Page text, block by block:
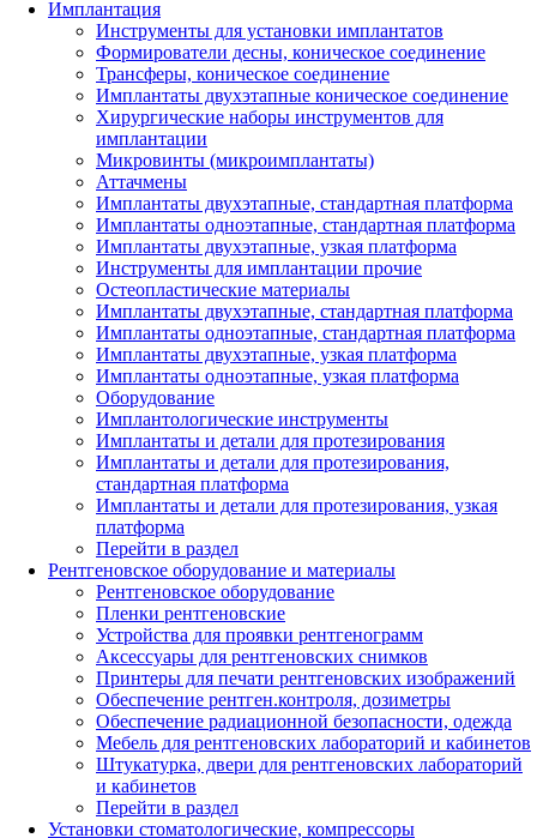
Имплантация
Инструменты для установки имплантатов
Формирователи десны, коническое соединение
Трансферы, коническое соединение
Имплантаты двухэтапные коническое соединение
Хирургические наборы инструментов для
имплантации
Микровинты (микроимплантаты)
Аттачмены
Имплантаты двухэтапные, стандартная платформа
Имплантаты одноэтапные, стандартная платформа
Имплантаты двухэтапные, узкая платформа
Инструменты для имплантации прочие
Остеопластические материалы
Имплантаты двухэтапные, стандартная платформа
Имплантаты одноэтапные, стандартная платформа
Имплантаты двухэтапные, узкая платформа
Имплантаты одноэтапные, узкая платформа
Оборудование
Имплантологические инструменты
Имплантаты и детали для протезирования
Имплантаты и детали для протезирования,
стандартная платформа
Имплантаты и детали для протезирования, узкая
платформа
Перейти в раздел
Рентгеновское оборудование и материалы
Рентгеновское оборудование
Пленки рентгеновские
Устройства для проявки рентгенограмм
Аксессуары для рентгеновских снимков
Принтеры для печати рентгеновских изображений
Обеспечение рентген.контроля, дозиметры
Обеспечение радиационной безопасности, одежда
Мебель для рентгеновских лабораторий и кабинетов
Штукатурка, двери для рентгеновских лабораторий
и кабинетов
Перейти в раздел
Установки стоматологические, компрессоры